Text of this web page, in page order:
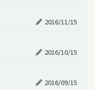
2016/11/15
2016/10/15
2016/09/15